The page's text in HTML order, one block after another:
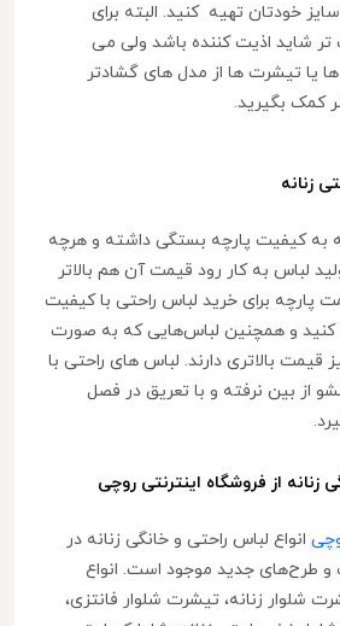
خودتان تهیه کنید. البته برای
تر شاید اذیت کننده باشد ولی می
ها یا تیشرت ها از مدل های گشادتر
کمک بگیرید.
زنانه
به کیفیت پارچه بستگی داشته و هرچه
لباس به کار رود قیمت آن هم بالاتر
پارچه برای خرید لباس راحتی با کیفیت
کنید و همچنین لباس‌هایی که به صورت
بالاتری دارند. لباس های راحتی با
از بین نرفته و با تعریق در فصل
زنانه از فروشگاه اینترنتی روچی
انواع لباس راحتی و خانگی زنانه در
طرح‌های جدید موجود است. انواع
شلوار زنانه، تیشرت شلوار فانتزی،